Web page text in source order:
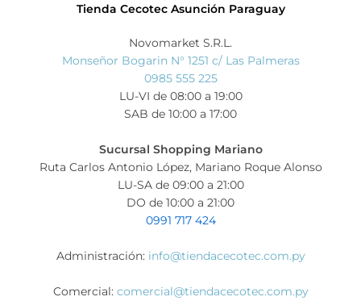
Tienda Cecotec Asunción Paraguay
Novomarket S.R.L.
Monseñor Bogarin N° 1251 c/ Las Palmeras
0985 555 225
LU-VI de 08:00 a 19:00
SAB de 10:00 a 17:00
Sucursal Shopping Mariano
Ruta Carlos Antonio López, Mariano Roque Alonso
LU-SA de 09:00 a 21:00
DO de 10:00 a 21:00
0991 717 424
Administración: info@tiendacecotec.com.py
Comercial: comercial@tiendacecotec.com.py